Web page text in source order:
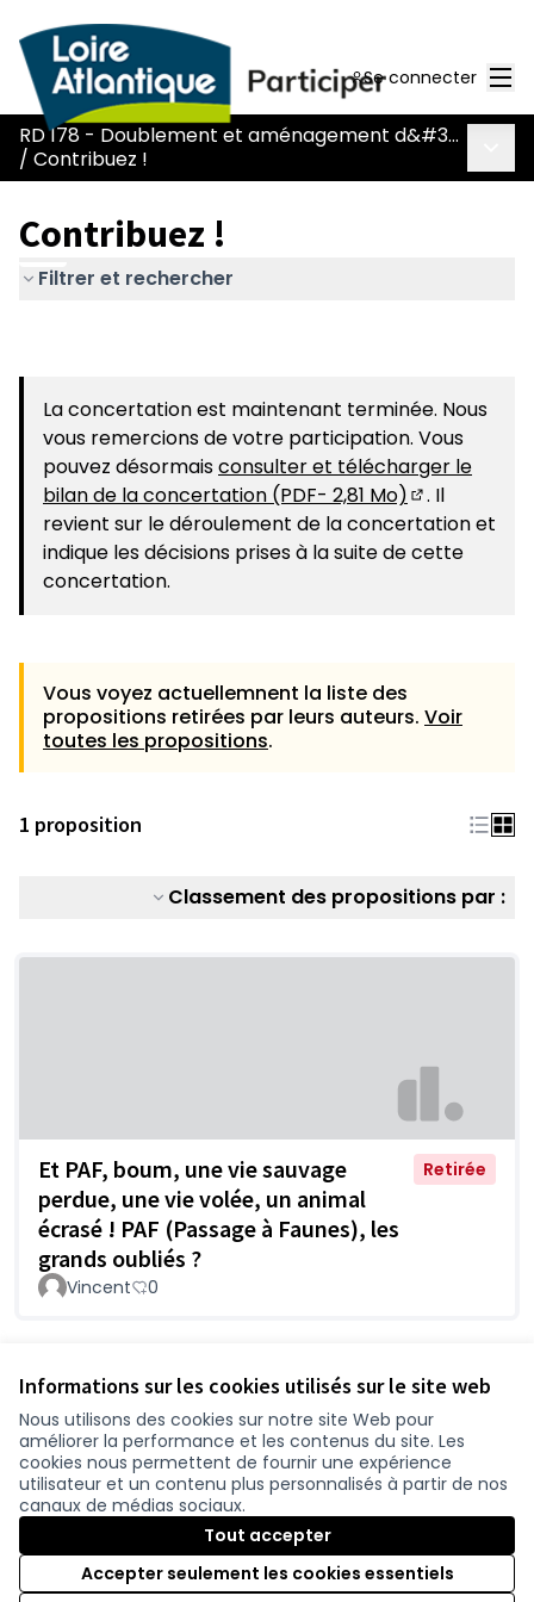
Informations sur les cookies utilisés sur le site web
Nous utilisons des cookies sur notre site Web pour
améliorer la performance et les contenus du site. Les
cookies nous permettent de fournir une expérience
utilisateur et un contenu plus personnalisés à partir de nos
canaux de médias sociaux.
Tout accepter
Accepter seulement les cookies essentiels
Se connecter
RD 178 - Doublement et aménagement d&#39;une voie réservée
/ Contribuez !
Contribuez !
Filtrer et rechercher
La concertation est maintenant terminée. Nous
vous remercions de votre participation. Vous
pouvez désormaisconsulter et télécharger le
bilan de la concertation (PDF- 2,81 Mo)
(S'ouvre
. Il
revient sur le déroulement de la concertation et
indique les décisions prises à la suite de cette
concertation.
Vous voyez actuellemnent la liste des
propositions retirées par leurs auteurs. Voir
toutes les propositions.
1 proposition
Classement des propositions par :
Et PAF, boum, une vie sauvage
perdue, une vie volée, un animal
écrasé ! PAF (Passage à Faunes), les
grands oubliés ?
Retirée
Vincent 0
Conditions d'utilisation
Paramètres des cookies
participer.loire-atlantique.fr sur Facebook
(Nouvelle fenêtre)
participer.loire-atlantique.fr sur Instagram
(Nouvelle fenêtre)
participer.loire-atlantique.fr sur YouTube
(Nouvelle fenêtre)